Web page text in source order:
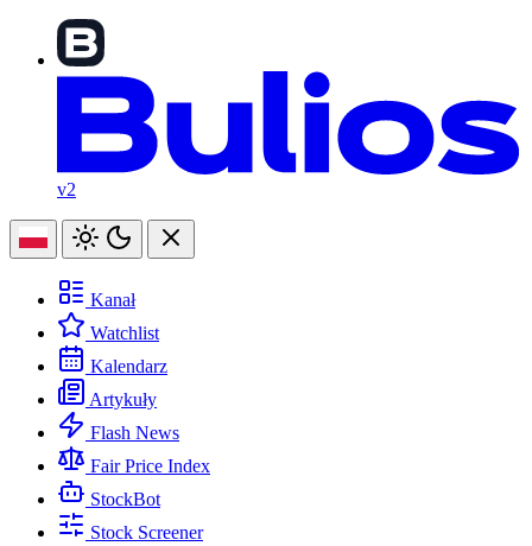
v2
Kanał
Watchlist
Kalendarz
Artykuły
Flash News
Fair Price Index
StockBot
Stock Screener